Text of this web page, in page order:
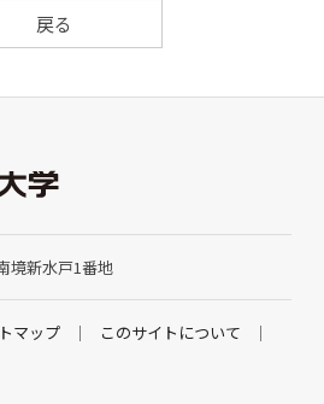
戻る
境新水戸1番地
マップ
このサイトについて